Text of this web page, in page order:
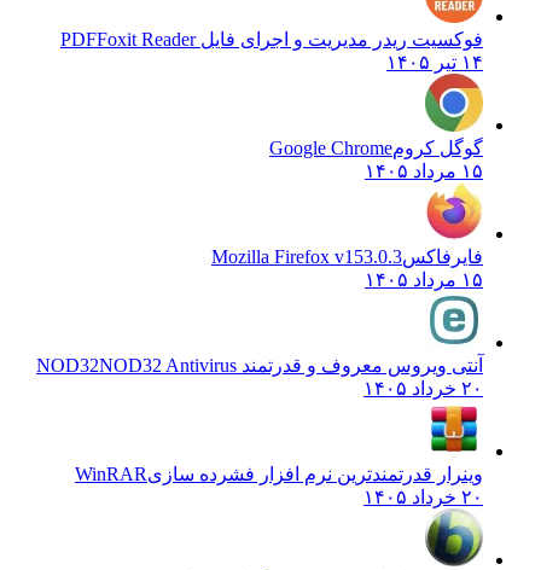
فوکسیت ریدر مدیریت و اجرای فایل PDFFoxit Reader
۱۴ تیر ۱۴۰۵
گوگل کرومGoogle Chrome
۱۵ مرداد ۱۴۰۵
فایرفاکسMozilla Firefox v153.0.3
۱۵ مرداد ۱۴۰۵
آنتی ویروس معروف و قدرتمند NOD32 NOD32 Antivirus
۲۰ خرداد ۱۴۰۵
وینرار قدرتمندترین نرم افزار فشرده سازیWinRAR
۲۰ خرداد ۱۴۰۵